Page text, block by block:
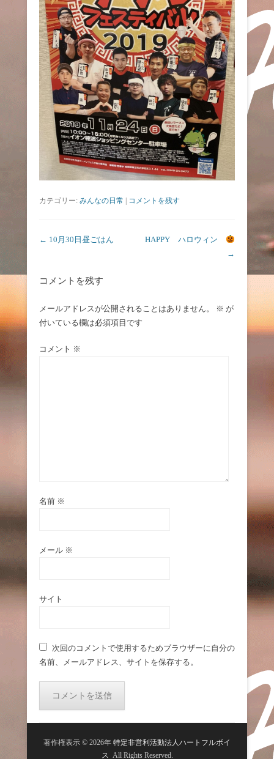
カテゴリー: みんなの日常 コメントを残す
投稿ナビゲーション
← 10月30日昼ごはん
HAPPY ハロウィン
→
コメントを残す
メールアドレスが公開されることはありません。 ※ が
付いている欄は必須項目です
コメント ※
名前 ※
メール ※
サイト
次回のコメントで使用するためブラウザーに自分の
名前、メールアドレス、サイトを保存する。
著作権表示 © 2026年 特定非営利活動法人ハートフルボイ
ス All Rights Reserved.